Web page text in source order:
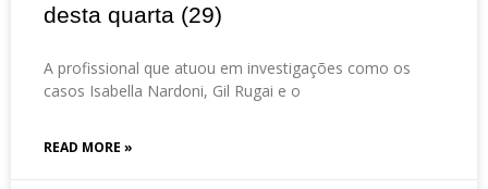
desta quarta (29)
A profissional que atuou em investigações como os
casos Isabella Nardoni, Gil Rugai e o
READ MORE »